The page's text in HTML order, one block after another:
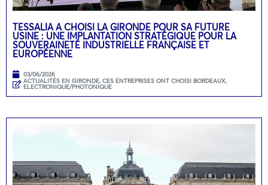
TESSALIA A CHOISI LA GIRONDE POUR SA FUTURE
USINE : UNE IMPLANTATION STRATÉGIQUE POUR LA
SOUVERAINETÉ INDUSTRIELLE FRANÇAISE ET
EUROPÉENNE
03/06/2026
ACTUALITÉS EN GIRONDE, CES ENTREPRISES ONT CHOISI BORDEAUX,
ELECTRONIQUE/PHOTONIQUE